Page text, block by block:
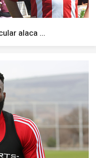
alaca ...